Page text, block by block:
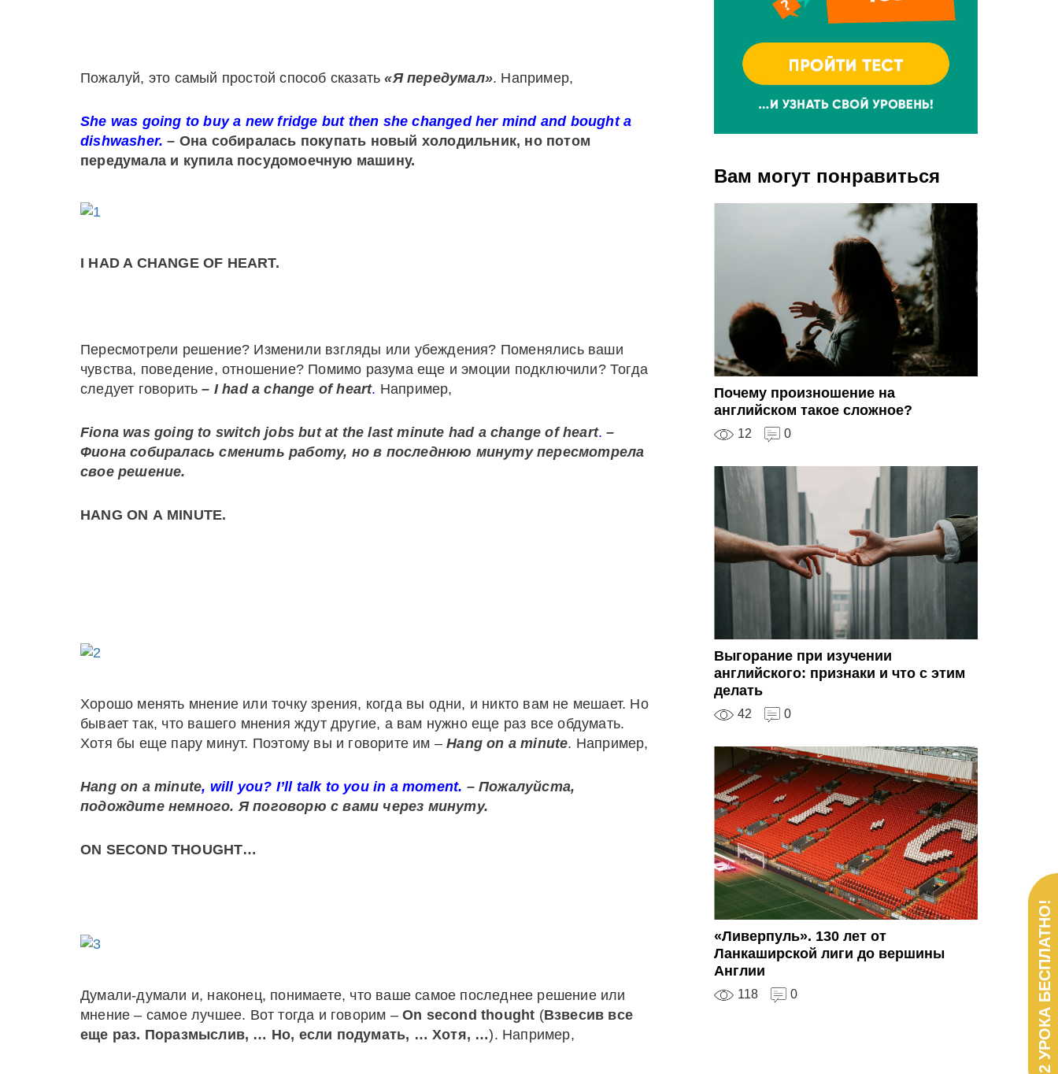
Вам могут понравиться
Почему произношение на
английском такое сложное?
12 0
Выгорание при изучении
английского: признаки и что с этим
делать
42 0
«Ливерпуль». 130 лет от
Ланкаширской лиги до вершины
Англии
118 0
Пожалуй, это самый простой способ сказать«Я передумал». Например,
She was going to buy a new fridge but then she changed her mind and bought a
dishwasher. – Она собиралась покупать новый холодильник, но потом
передумала и купила посудомоечную машину.
I HAD A CHANGE OF HEART.
Пересмотрели решение? Изменили взгляды или убеждения? Поменялись ваши
чувства, поведение, отношение? Помимо разума еще и эмоции подключили? Тогда
следует говорить– I had a change of heart. Например,
Fiona was going to switch jobs but at the last minute had a change of heart. –
Фиона собиралась сменить работу, но в последнюю минуту пересмотрела
свое решение.
HANG ON A MINUTE.
Хорошо менять мнение или точку зрения, когда вы одни, и никто вам не мешает. Но
бывает так, что вашего мнения ждут другие, а вам нужно еще раз все обдумать.
Хотя бы еще пару минут. Поэтому вы и говорите им –Hang on a minute. Например,
Hang on a minute, will you? I’ll talk to you in a moment. – Пожалуйста,
подождите немного. Я поговорю с вами через минуту.
ON SECOND THOUGHT…
Думали-думали и, наконец, понимаете, что ваше самое последнее решение или
мнение – самое лучшее. Вот тогда и говорим –On second thought (Взвесив все
еще раз. Поразмыслив, … Но, если подумать, … Хотя, …). Например, 2 УРОКА БЕСПЛАТНО!